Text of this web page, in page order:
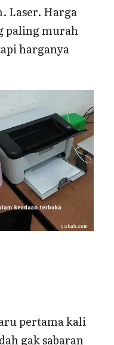
Laser. Harga
paling murah
harganya
pertama kali
gak sabaran